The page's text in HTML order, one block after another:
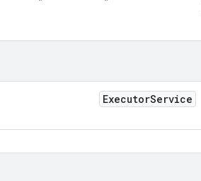
ExecutorService